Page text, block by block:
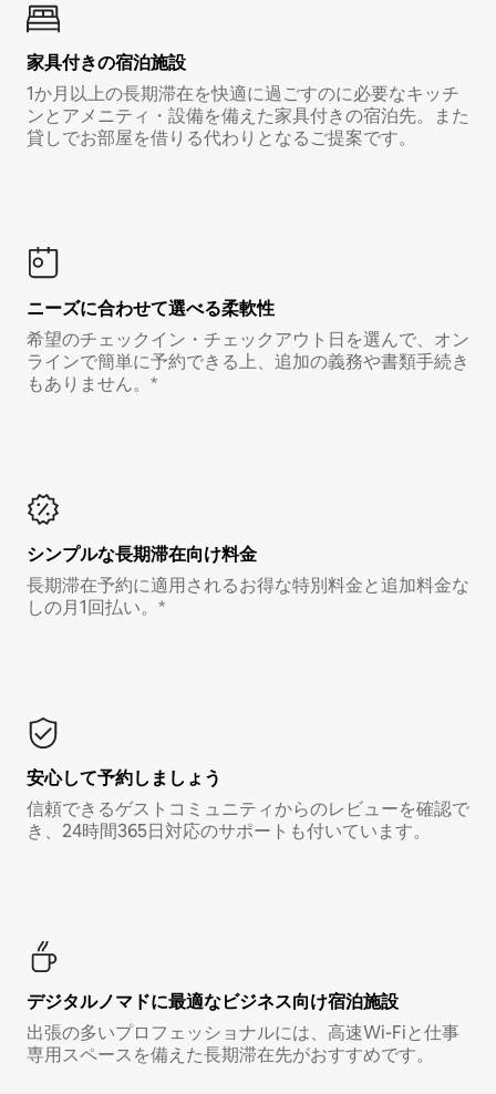
家具付き⁠の宿⁠泊⁠施⁠設
1か月以上の長期滞在を快適に過ごすのに必要なキッチ
ンとアメニティ・設備を備えた家具付きの宿泊先。また
貸しでお部屋を借りる代わりとなるご提案です。
ニーズに合わせて選べる柔軟性
希望のチェックイン・チェックアウト日を選んで、オン
ラインで簡単に予約できる上、追加の義務や書類手続き
もありません。*
シンプルな長期滞在向け料金
長期滞在予約に適用されるお得な特別料金と追加料金な
しの月1回払い。*
安心して予約しましょう
信頼できるゲストコミュニティからのレビューを確認で
き、24時間365日対応のサポートも付いています。
デジタルノマド⁠に最⁠適⁠なビ⁠ジ⁠ネ⁠ス⁠向⁠け宿⁠泊⁠施⁠設
出張の多いプロフェッショナルには、高速Wi-Fiと仕事
専用スペースを備えた長期滞在先がおすすめです。